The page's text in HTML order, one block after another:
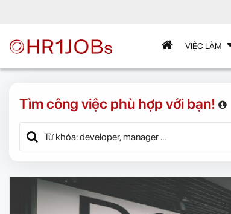
VIỆC LÀM
Tìm công việc phù hợp với bạn!